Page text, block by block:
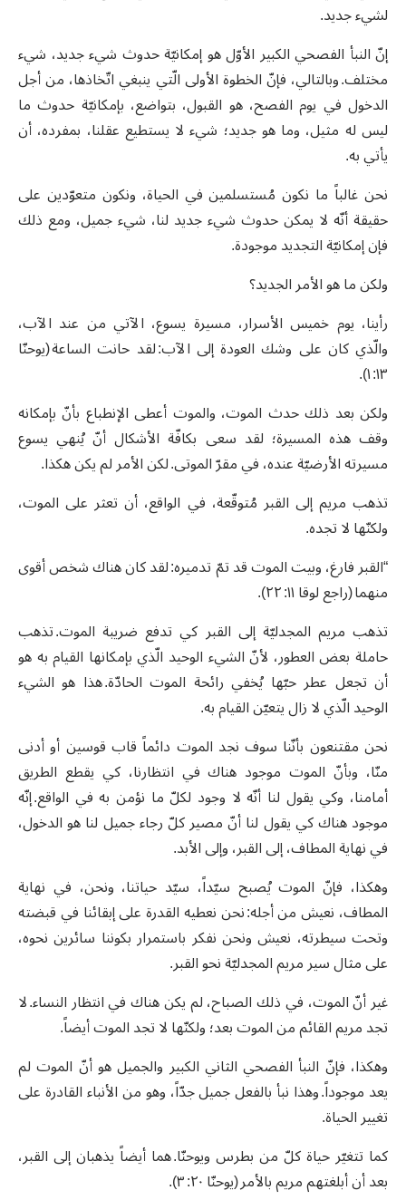
لشيء جديد.
إنّ النبأ الفصحي الكبير الأوّل هو إمكانيّة حدوث شيء جديد، شيء
مختلف. وبالتالي، فإنّ الخطوة الأولى الّتي ينبغي اتّخاذها، من أجل
الدخول في يوم الفصح، هو القبول، بتواضع، بإمكانيّة حدوث ما
ليس له مثيل، وما هو جديد؛ شيء لا يستطيع عقلنا، بمفرده، أن
يأتي به.
نحن غالباً ما نكون مُستسلمين في الحياة، ونكون متعوّدين على
حقيقة أنّه لا يمكن حدوث شيء جديد لنا، شيء جميل، ومع ذلك
فإن إمكانيّة التجديد موجودة.
ولكن ما هو الأمر الجديد؟
رأينا، يوم خميس الأسرار، مسيرة يسوع، الآتي من عند الآب،
والّذي كان على وشك العودة إلى الآب: لقد حانت الساعة (يوحنّا
١٣: ١).
ولكن بعد ذلك حدث الموت، والموت أعطى الإنطباع بأنّ بإمكانه
وقف هذه المسيرة؛ لقد سعى بكافّة الأشكال أنّ يُنهي يسوع
مسيرته الأرضيّة عنده، في مقرّ الموتى. لكن الأمر لم يكن هكذا.
تذهب مريم إلى القبر مُتوقّعة، في الواقع، أن تعثر على الموت،
ولكنّها لا تجده.
“القبر فارغ، وبيت الموت قد تمّ تدميره: لقد كان هناك شخص أقوى
منهما (راجع لوقا ١١: ٢٢).
تذهب مريم المجدليّة إلى القبر كي تدفع ضريبة الموت. تذهب
حاملة بعض العطور، لأنّ الشيء الوحيد الّذي بإمكانها القيام به هو
أن تجعل عطر حبّها يُخفي رائحة الموت الحادّة. هذا هو الشيء
الوحيد الّذي لا زال يتعيّن القيام به.
نحن مقتنعون بأنّنا سوف نجد الموت دائماً قاب قوسين أو أدنى
منّا، وبأنّ الموت موجود هناك في انتظارنا، كي يقطع الطريق
أمامنا، وكي يقول لنا أنّه لا وجود لكلّ ما نؤمن به في الواقع. إنّه
موجود هناك كي يقول لنا أنّ مصير كلّ رجاء جميل لنا هو الدخول،
في نهاية المطاف، إلى القبر، وإلى الأبد.
وهكذا، فإنّ الموت يُصبح سيّداً، سيّد حياتنا، ونحن، في نهاية
المطاف، نعيش من أجله: نحن نعطيه القدرة على إبقائنا في قبضته
وتحت سيطرته، نعيش ونحن نفكر باستمرار بكوننا سائرين نحوه،
على مثال سير مريم المجدليّة نحو القبر.
غير أنّ الموت، في ذلك الصباح، لم يكن هناك في انتظار النساء. لا
تجد مريم القائم من الموت بعد؛ ولكنّها لا تجد الموت أيضاً.
وهكذا، فإنّ النبأ الفصحي الثاني الكبير والجميل هو أنّ الموت لم
يعد موجوداً. وهذا نبأ بالفعل جميل جدّاً، وهو من الأنباء القادرة على
تغيير الحياة.
كما تتغيّر حياة كلّ من بطرس ويوحنّا. هما أيضاً يذهبان إلى القبر،
بعد أن أبلغتهم مريم بالأمر (يوحنّا ٢٠: ٣).